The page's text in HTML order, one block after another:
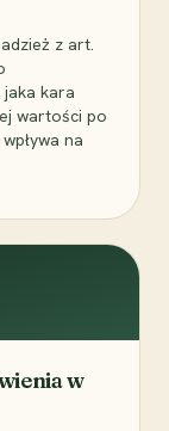
z art.
jaka kara
wartości po
na
w